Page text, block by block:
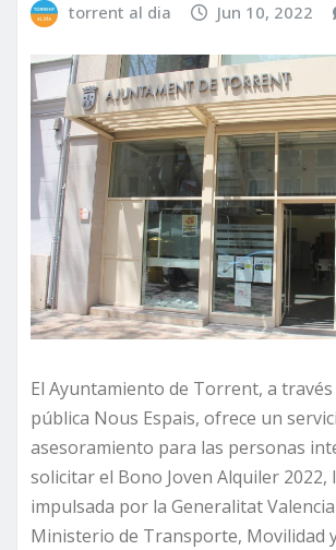
torrent al dia Jun 10, 2022
El Ayuntamiento de Torrent, a
pública Nous Espais, ofrece un
asesoramiento para las personas
solicitar el Bono Joven Alquiler 2022,
impulsada por la Generalitat
Ministerio de Transporte, Movilidad